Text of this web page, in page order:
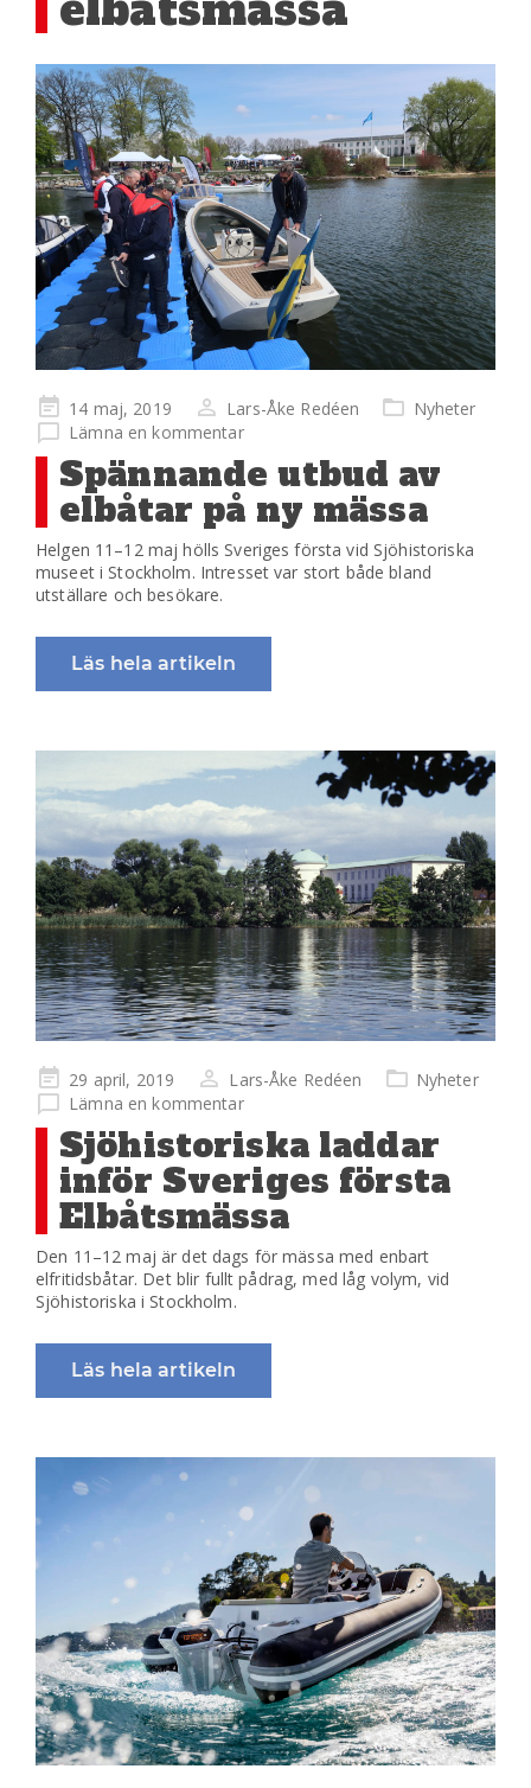
Publicerad
på
14 maj, 2019 Lars-Åke Redéen
Nyheter
Lämna en kommentar
Spännande utbud av
elbåtar på ny mässa
Helgen 11–12 maj hölls Sveriges första vid Sjöhistoriska
museet i Stockholm. Intresset var stort både bland
utställare och besökare.
Läs hela artikeln
Publicerad
på
29 april, 2019 Lars-Åke Redéen
Nyheter
Lämna en kommentar
Sjöhistoriska laddar
inför Sveriges första
Elbåtsmässa
Den 11–12 maj är det dags för mässa med enbart
elfritidsbåtar. Det blir fullt pådrag, med låg volym, vid
Sjöhistoriska i Stockholm.
Läs hela artikeln